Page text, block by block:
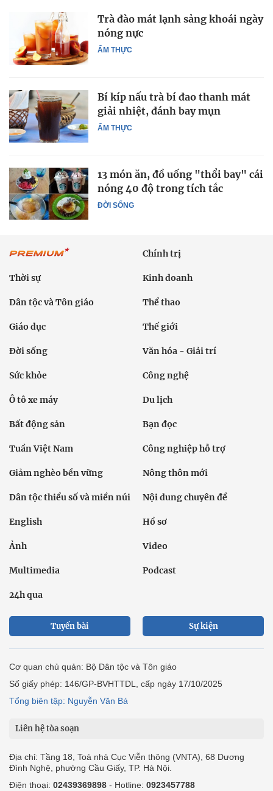
ẨM THỰC
Trà đào mát lạnh sảng khoái ngày
nóng nực
ẨM THỰC
Bí kíp nấu trà bí đao thanh mát
giải nhiệt, đánh bay mụn
ĐỜI SỐNG
13 món ăn, đồ uống "thổi bay" cái
nóng 40 độ trong tích tắc
Chính trị
Thời sự Kinh doanh
Dân tộc và Tôn giáo Thể thao
Giáo dục Thế giới
Đời sống Văn hóa - Giải trí
Sức khỏe Công nghệ
Ô tô xe máy Du lịch
Bất động sản Bạn đọc
Tuần Việt Nam Công nghiệp hỗ trợ
Giảm nghèo bền vững Nông thôn mới
Dân tộc thiểu số và miền núi Nội dung chuyên đề
English Hồ sơ
Ảnh Video
Multimedia Podcast
24h qua
Tuyến bài Sự kiện
Cơ quan chủ quản: Bộ Dân tộc và Tôn giáo
Số giấy phép: 146/GP-BVHTTDL, cấp ngày 17/10/2025
Tổng biên tập: Nguyễn Văn Bá
Liên hệ tòa soạn
Địa chỉ: Tầng 18, Toà nhà Cục Viễn thông (VNTA), 68 Dương
Đình Nghệ, phường Cầu Giấy, TP. Hà Nội.
Điện thoại: 02439369898 - Hotline: 0923457788